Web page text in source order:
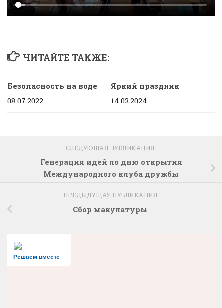
ЧИТАЙТЕ ТАКЖЕ:
Безопасность на воде
08.07.2022
Яркий праздник
14.03.2024
СЛЕДУЮЩАЯ ПУБЛИКАЦИЯ
Генерация идей по дню открытия
Международного клуба дружбы
ПРЕДЫДУЩАЯ ПУБЛИКАЦИЯ
Сбор макулатуры
Решаем вместе